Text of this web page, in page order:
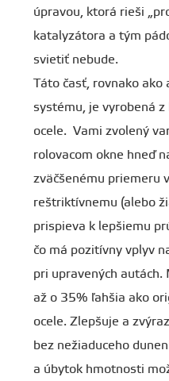
úpravou, ktorá rieši
katalyzátora a tým
svietiť nebude.
Táto časť, rovnako
systému, je vyrobená
ocele. Vami zvolený
rolovacom okne hneď
zväčšenému priemeru
reštriktívnemu (alebo
prispieva k lepšiemu
čo má pozitívny vplyv
pri upravených
až o 35% ľahšia ako
ocele. Zlepšuje a
bez nežiaduceho
a úbytok hmotnosti